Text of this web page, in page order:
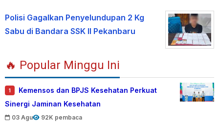
Polisi Gagalkan Penyelundupan 2 Kg
Sabu di Bandara SSK II Pekanbaru
🔥 Popular Minggu Ini
1
Kemensos dan BPJS Kesehatan Perkuat
Sinergi Jaminan Kesehatan
03 Agu 92K pembaca